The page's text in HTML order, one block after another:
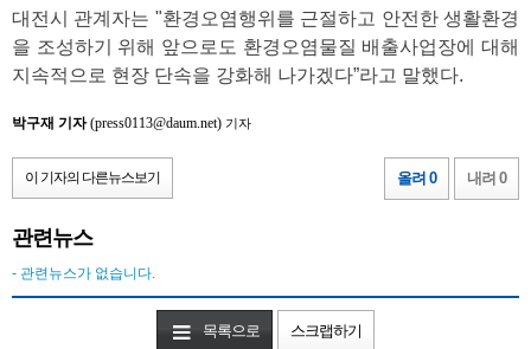
대전시 관계자는 "환경오염행위를 근절하고 안전한 생활환경
을 조성하기 위해 앞으로도 환경오염물질 배출사업장에 대해
지속적으로 현장 단속을 강화해 나가겠다”라고 말했다.
박구재 기자(press0113@daum.net) 기자
이 기자의 다른뉴스보기 올려 0 내려 0
관련뉴스
- 관련뉴스가 없습니다.
목록으로 스크랩하기